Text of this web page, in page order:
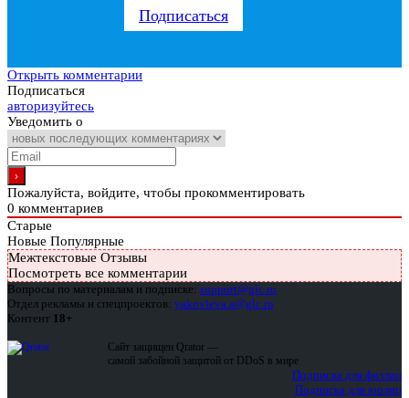
Подписаться
Открыть комментарии
Подписаться
авторизуйтесь
Уведомить о
Пожалуйста, войдите, чтобы прокомментировать
0 комментариев
Старые
Новые Популярные
Межтекстовые Отзывы
Посмотреть все комментарии
Вопросы по материалам и подписке: support@glc.ru
Отдел рекламы и спецпроектов: yakovleva.a@glc.ru
Контент 18+
Сайт защищен Qrator —
самой забойной защитой от DDoS в мире
Подписка для физлиц
Подписка для юрлиц